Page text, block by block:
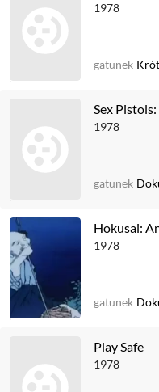
1978
gatunek
Sex
1978
gatunek
Hokusai:
1978
gatunek
Play Safe
1978